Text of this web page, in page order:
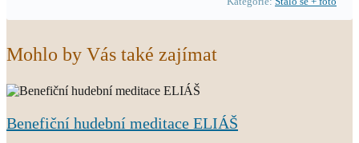
Mohlo by Vás také zajímat
Benefiční hudební meditace ELIÁŠ